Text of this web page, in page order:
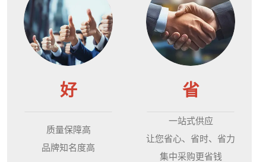
好
质量保障高
品牌知名度高
省
一站式供应
让您省心、省时、省力
集中采购更省钱